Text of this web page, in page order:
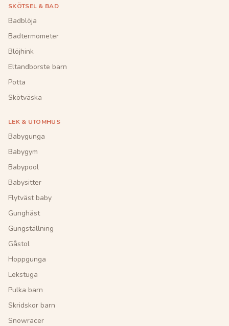
SKÖTSEL & BAD
Badblöja
Badtermometer
Blöjhink
Eltandborste barn
Potta
Skötväska
LEK & UTOMHUS
Babygunga
Babygym
Babypool
Babysitter
Flytväst baby
Gunghäst
Gungställning
Gåstol
Hoppgunga
Lekstuga
Pulka barn
Skridskor barn
Snowracer